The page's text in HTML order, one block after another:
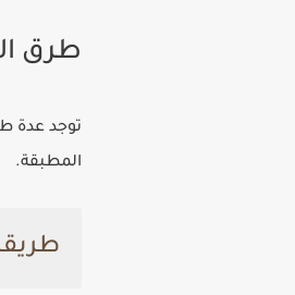
طرق
توجد عدة
المطبقة.